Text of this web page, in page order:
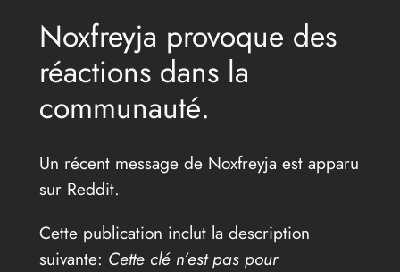
Noxfreyja provoque des
réactions dans la
communauté.
Un récent message de Noxfreyja est apparu
sur Reddit.
Cette publication inclut la description
suivante: Cette clé n’est pas pour